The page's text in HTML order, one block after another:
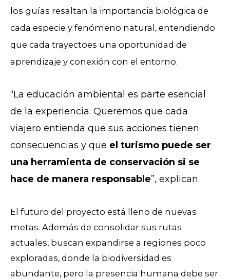
los guías resaltan la importancia biológica de
cada especie y fenómeno natural, entendiendo
que cada trayectoes una oportunidad de
aprendizaje y conexión con el entorno.
“La educación ambiental es parte esencial
de la experiencia. Queremos que cada
viajero entienda que sus acciones tienen
consecuencias y que el turismo puede ser
una herramienta de conservación si se
hace de manera responsable”, explican.
El futuro del proyecto está lleno de nuevas
metas. Además de consolidar sus rutas
actuales, buscan expandirse a regiones poco
exploradas, donde la biodiversidad es
abundante, pero la presencia humana debe ser